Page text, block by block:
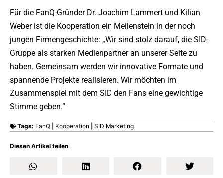
Diesen Artikel teilen
Für die FanQ-Gründer Dr. Joachim Lammert und Kilian
Weber ist die Kooperation ein Meilenstein in der noch
jungen Firmengeschichte: „Wir sind stolz darauf, die SID-
Gruppe als starken Medienpartner an unserer Seite zu
haben. Gemeinsam werden wir innovative Formate und
spannende Projekte realisieren. Wir möchten im
Zusammenspiel mit dem SID den Fans eine gewichtige
Stimme geben.“
Tags: FanQ Kooperation SID Marketing